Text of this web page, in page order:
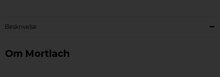
Beskrivelse
Om Mortlach